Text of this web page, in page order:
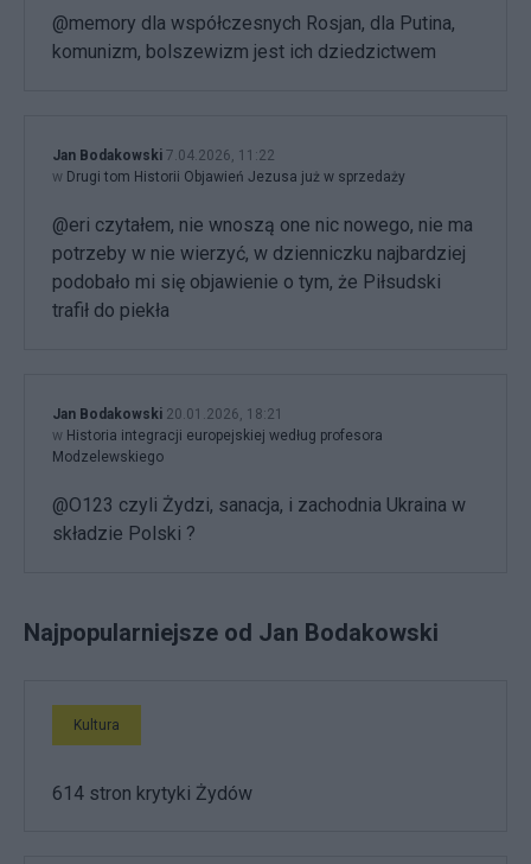
@memory dla współczesnych Rosjan, dla Putina,
komunizm, bolszewizm jest ich dziedzictwem
Jan Bodakowski 7.04.2026, 11:22
w Drugi tom Historii Objawień Jezusa już w sprzedaży
@eri czytałem, nie wnoszą one nic nowego, nie ma
potrzeby w nie wierzyć, w dzienniczku najbardziej
podobało mi się objawienie o tym, że Piłsudski
trafił do piekła
Jan Bodakowski 20.01.2026, 18:21
w Historia integracji europejskiej według profesora
Modzelewskiego
@O123 czyli Żydzi, sanacja, i zachodnia Ukraina w
składzie Polski ?
Najpopularniejsze od Jan Bodakowski
Kultura
614 stron krytyki Żydów